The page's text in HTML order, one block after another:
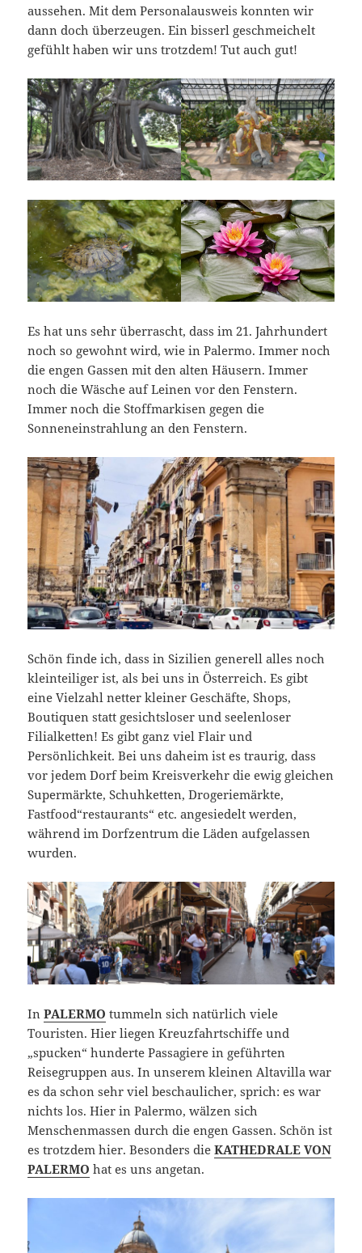
aussehen. Mit dem Personalausweis konnten wir
dann doch überzeugen. Ein bisserl geschmeichelt
gefühlt haben wir uns trotzdem! Tut auch gut!
Es hat uns sehr überrascht, dass im 21. Jahrhundert
noch so gewohnt wird, wie in Palermo. Immer noch
die engen Gassen mit den alten Häusern. Immer
noch die Wäsche auf Leinen vor den Fenstern.
Immer noch die Stoffmarkisen gegen die
Sonneneinstrahlung an den Fenstern.
Schön finde ich, dass in Sizilien generell alles noch
kleinteiliger ist, als bei uns in Österreich. Es gibt
eine Vielzahl netter kleiner Geschäfte, Shops,
Boutiquen statt gesichtsloser und seelenloser
Filialketten! Es gibt ganz viel Flair und
Persönlichkeit. Bei uns daheim ist es traurig, dass
vor jedem Dorf beim Kreisverkehr die ewig gleichen
Supermärkte, Schuhketten, Drogeriemärkte,
Fastfood“restaurants“ etc. angesiedelt werden,
während im Dorfzentrum die Läden aufgelassen
wurden.
InPALERMO tummeln sich natürlich viele
Touristen. Hier liegen Kreuzfahrtschiffe und
„spucken“ hunderte Passagiere in geführten
Reisegruppen aus. In unserem kleinen Altavilla war
es da schon sehr viel beschaulicher, sprich: es war
nichts los. Hier in Palermo, wälzen sich
Menschenmassen durch die engen Gassen. Schön ist
es trotzdem hier. Besonders dieKATHEDRALE VON
PALERMO hat es uns angetan.